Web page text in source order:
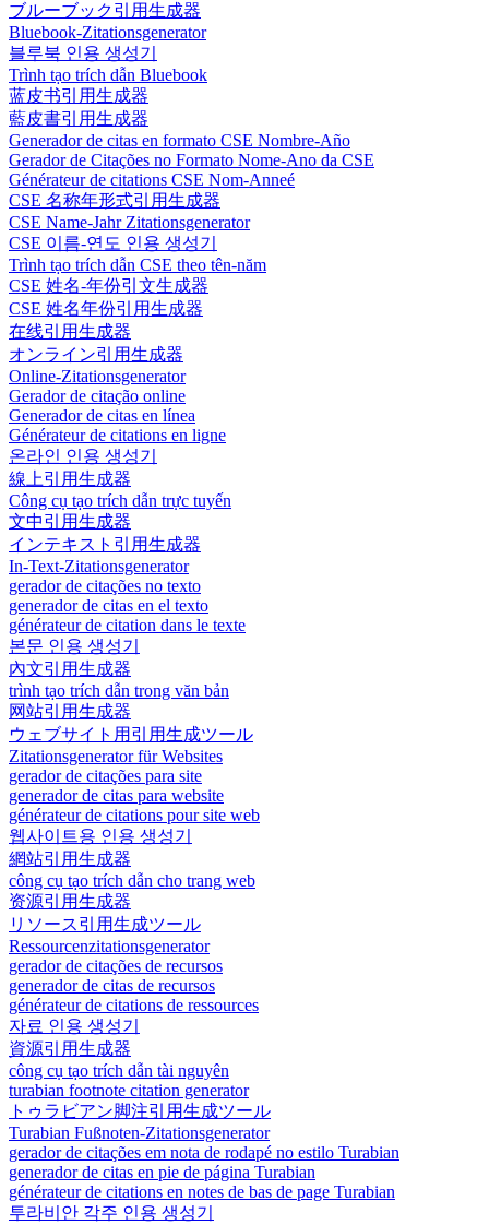
ブルーブック引用生成器
Bluebook-Zitationsgenerator
블루북 인용 생성기
Trình tạo trích dẫn Bluebook
蓝皮书引用生成器
藍皮書引用生成器
Generador de citas en formato CSE Nombre-Año
Gerador de Citações no Formato Nome-Ano da CSE
Générateur de citations CSE Nom-Anneé
CSE 名称年形式引用生成器
CSE Name-Jahr Zitationsgenerator
CSE 이름-연도 인용 생성기
Trình tạo trích dẫn CSE theo tên-năm
CSE 姓名-年份引文生成器
CSE 姓名年份引用生成器
在线引用生成器
オンライン引用生成器
Online-Zitationsgenerator
Gerador de citação online
Generador de citas en línea
Générateur de citations en ligne
온라인 인용 생성기
線上引用生成器
Công cụ tạo trích dẫn trực tuyến
文中引用生成器
インテキスト引用生成器
In-Text-Zitationsgenerator
gerador de citações no texto
generador de citas en el texto
générateur de citation dans le texte
본문 인용 생성기
內文引用生成器
trình tạo trích dẫn trong văn bản
网站引用生成器
ウェブサイト用引用生成ツール
Zitationsgenerator für Websites
gerador de citações para site
generador de citas para website
générateur de citations pour site web
웹사이트용 인용 생성기
網站引用生成器
công cụ tạo trích dẫn cho trang web
资源引用生成器
リソース引用生成ツール
Ressourcenzitationsgenerator
gerador de citações de recursos
generador de citas de recursos
générateur de citations de ressources
자료 인용 생성기
資源引用生成器
công cụ tạo trích dẫn tài nguyên
turabian footnote citation generator
トゥラビアン脚注引用生成ツール
Turabian Fußnoten-Zitationsgenerator
gerador de citações em nota de rodapé no estilo Turabian
generador de citas en pie de página Turabian
générateur de citations en notes de bas de page Turabian
투라비안 각주 인용 생성기